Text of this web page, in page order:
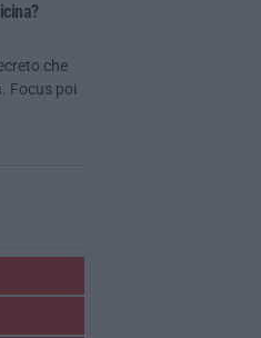
che
Focus poi